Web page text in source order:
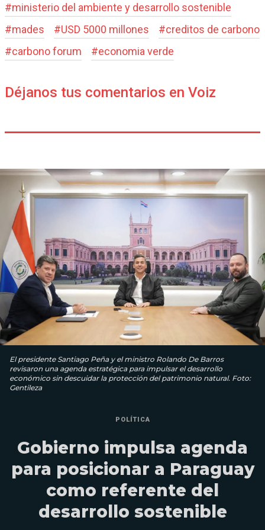
#ministerio del ambiente y desarrollo sostenible
#mades #USD 5000 millones #creditos de carbono
#carbono forum #economia verde
Déjanos tus comentarios en Voiz
El presidente Santiago Peña y el ministro Rolando De Barros
revisaron una agenda estratégica para impulsar el desarrollo
económico sin descuidar la protección del patrimonio natural. Foto:
Gentileza
POLÍTICA
Gobierno impulsa agenda
para posicionar a Paraguay
como referente del
desarrollo sostenible